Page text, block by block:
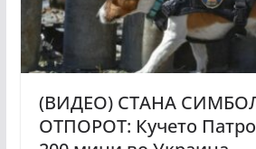
(ВИДЕО) СТАНА
ОТПОРОТ: Кучето